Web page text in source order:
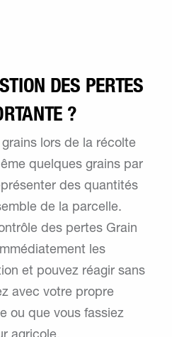
DES PERTES
?
lors de la récolte
quelques grains par
des quantités
de la parcelle.
des pertes Grain
les
et pouvez réagir sans
avec votre propre
ou que vous fassiez